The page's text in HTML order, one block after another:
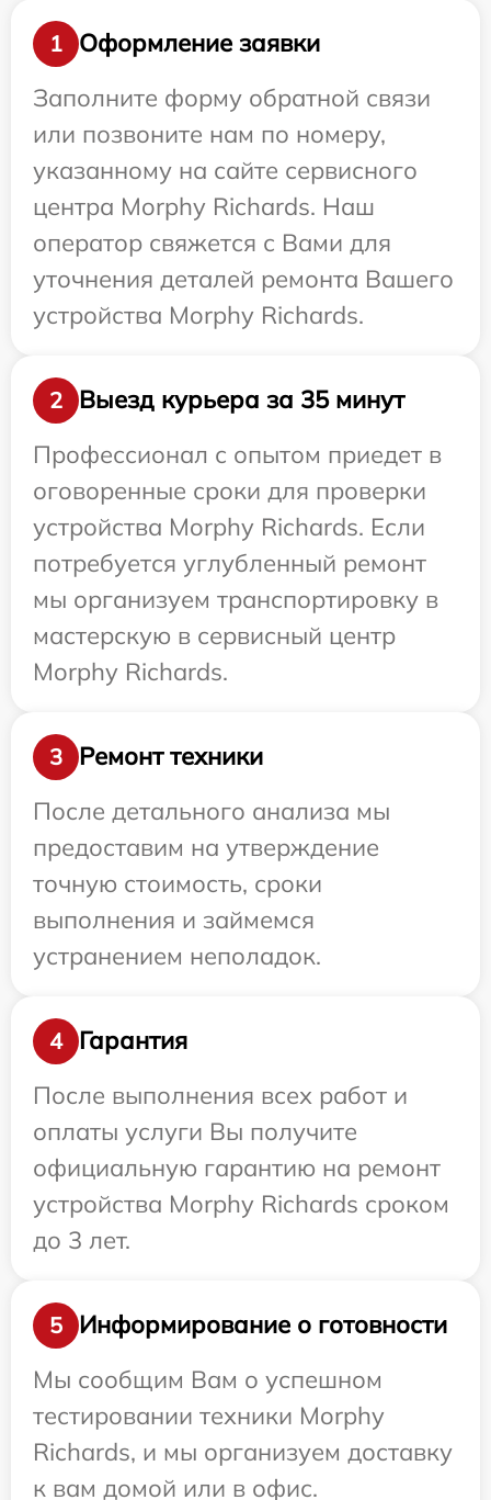
1
Оформление заявки
Заполните форму обратной связи
или позвоните нам по номеру,
указанному на сайте сервисного
центра Morphy Richards. Наш
оператор свяжется с Вами для
уточнения деталей ремонта Вашего
устройства Morphy Richards.
2
Выезд курьера за 35 минут
Профессионал с опытом приедет в
оговоренные сроки для проверки
устройства Morphy Richards. Если
потребуется углубленный ремонт
мы организуем транспортировку в
мастерскую в сервисный центр
Morphy Richards.
3
Ремонт техники
После детального анализа мы
предоставим на утверждение
точную стоимость, сроки
выполнения и займемся
устранением неполадок.
4
Гарантия
После выполнения всех работ и
оплаты услуги Вы получите
официальную гарантию на ремонт
устройства Morphy Richards сроком
до 3 лет.
5
Информирование о готовности
Мы сообщим Вам о успешном
тестировании техники Morphy
Richards, и мы организуем доставку
к вам домой или в офис.